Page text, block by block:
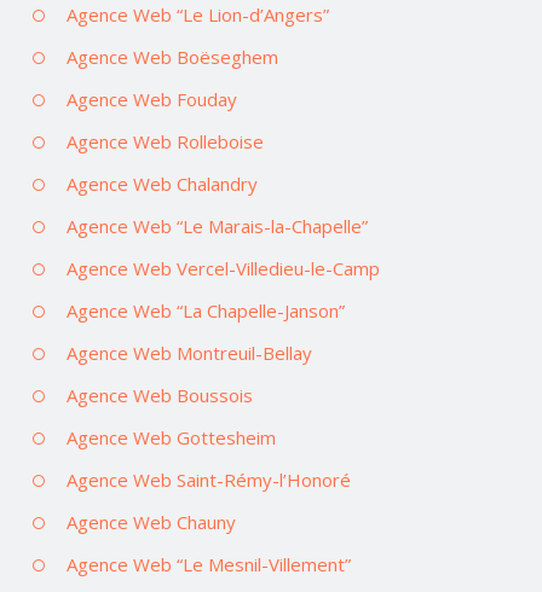
Agence Web “Le Lion-d’Angers”
Agence Web Boëseghem
Agence Web Fouday
Agence Web Rolleboise
Agence Web Chalandry
Agence Web “Le Marais-la-Chapelle”
Agence Web Vercel-Villedieu-le-Camp
Agence Web “La Chapelle-Janson”
Agence Web Montreuil-Bellay
Agence Web Boussois
Agence Web Gottesheim
Agence Web Saint-Rémy-l’Honoré
Agence Web Chauny
Agence Web “Le Mesnil-Villement”